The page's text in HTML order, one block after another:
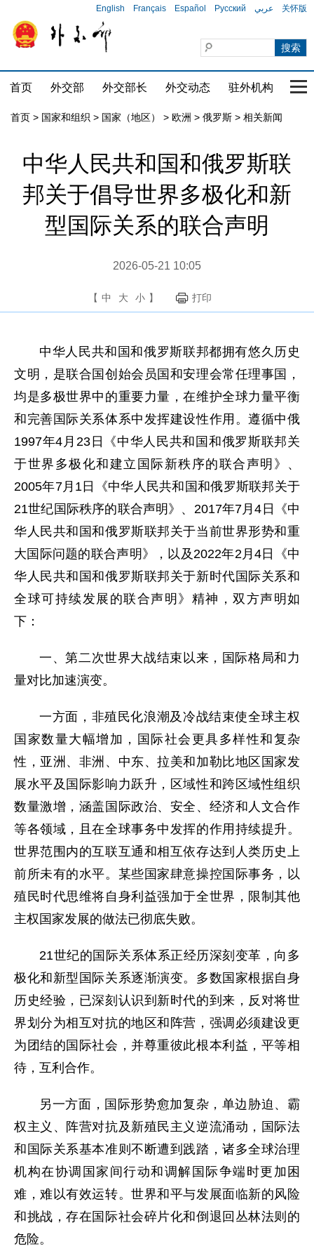
English Français Español Русский عربي 关怀版
首页 外交部 外交部长 外交动态 驻外机构 国
首页 > 国家和组织 > 国家（地区） > 欧洲 > 俄罗斯 > 相关新闻
中华人民共和国和俄罗斯联
邦关于倡导世界多极化和新
型国际关系的联合声明
2026-05-21 10:05
【 中 大 小 】 打印
中华人民共和国和俄罗斯联邦都拥有悠久历史
文明，是联合国创始会员国和安理会常任理事国，
均是多极世界中的重要力量，在维护全球力量平衡
和完善国际关系体系中发挥建设性作用。遵循中俄
1997年4月23日《中华人民共和国和俄罗斯联邦关
于世界多极化和建立国际新秩序的联合声明》、
2005年7月1日《中华人民共和国和俄罗斯联邦关于
21世纪国际秩序的联合声明》、2017年7月4日《中
华人民共和国和俄罗斯联邦关于当前世界形势和重
大国际问题的联合声明》，以及2022年2月4日《中
华人民共和国和俄罗斯联邦关于新时代国际关系和
全球可持续发展的联合声明》精神，双方声明如
下：
一、第二次世界大战结束以来，国际格局和力
量对比加速演变。
一方面，非殖民化浪潮及冷战结束使全球主权
国家数量大幅增加，国际社会更具多样性和复杂
性，亚洲、非洲、中东、拉美和加勒比地区国家发
展水平及国际影响力跃升，区域性和跨区域性组织
数量激增，涵盖国际政治、安全、经济和人文合作
等各领域，且在全球事务中发挥的作用持续提升。
世界范围内的互联互通和相互依存达到人类历史上
前所未有的水平。某些国家肆意操控国际事务，以
殖民时代思维将自身利益强加于全世界，限制其他
主权国家发展的做法已彻底失败。
21世纪的国际关系体系正经历深刻变革，向多
极化和新型国际关系逐渐演变。多数国家根据自身
历史经验，已深刻认识到新时代的到来，反对将世
界划分为相互对抗的地区和阵营，强调必须建设更
为团结的国际社会，并尊重彼此根本利益，平等相
待，互利合作。
另一方面，国际形势愈加复杂，单边胁迫、霸
权主义、阵营对抗及新殖民主义逆流涌动，国际法
和国际关系基本准则不断遭到践踏，诸多全球治理
机构在协调国家间行动和调解国际争端时更加困
难，难以有效运转。世界和平与发展面临新的风险
和挑战，存在国际社会碎片化和倒退回丛林法则的
危险。